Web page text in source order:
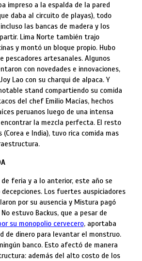
impreso a la espalda de la pared
daba al circuito de playas), todo
las bancas de madera y los
Lima Norte también trajo
y montó un bloque propio. Hubo
pescadores artesanales. Algunos
con novedades e innovaciones,
Lao con su charqui de alpaca. Y
stand compartiendo su comida
del chef Emilio Macías, hechos
peruanos luego de una intensa
la mezcla perfecta. El resto
(Corea e India), tuvo rica comida mas
de feria y a lo anterior, este año se
Los fuertes auspiciadores
por su ausencia y Mistura pagó
estuvo Backus, que a pesar de
su monopolio cervecero, aportaba
de dinero para levantar el monstruo.
banco. Esto afectó de manera
además del alto costo de los